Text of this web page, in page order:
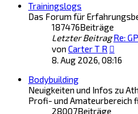
Trainingslogs
Das Forum für
187476Beiträge
Letzter Beitrag Re:
von Carter T R
Beitrag
8. Aug 2026, 08:16
Bodybuilding
Neuigkeiten und Infos zu
Profi- und Amateurbereich
28007Beiträge